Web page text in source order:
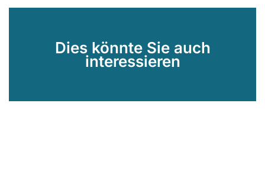
Dies könnte Sie auch
interessieren